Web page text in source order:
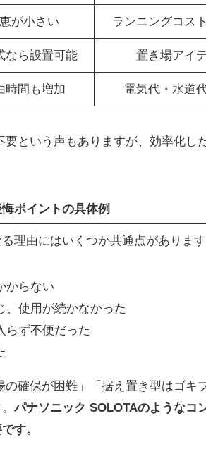
が小さい ランニングコス
なら設置可能 置き場アイ
時間も増加 電気代・水道
という声もありますが、効率化し
ポイントの具体例
理由にはいくつか共通点がありま
からない
、使用が続かなかった
らず不便だった
の確保が困難」「据え置き型はゴキ
パナソニック SOLOTAのようなコ
す。